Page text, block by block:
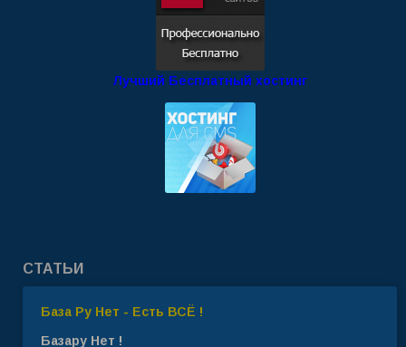
Лучший Бесплатный хостинг
СТАТЬИ
База Ру Нет - Есть ВСЁ !
Базару Нет !